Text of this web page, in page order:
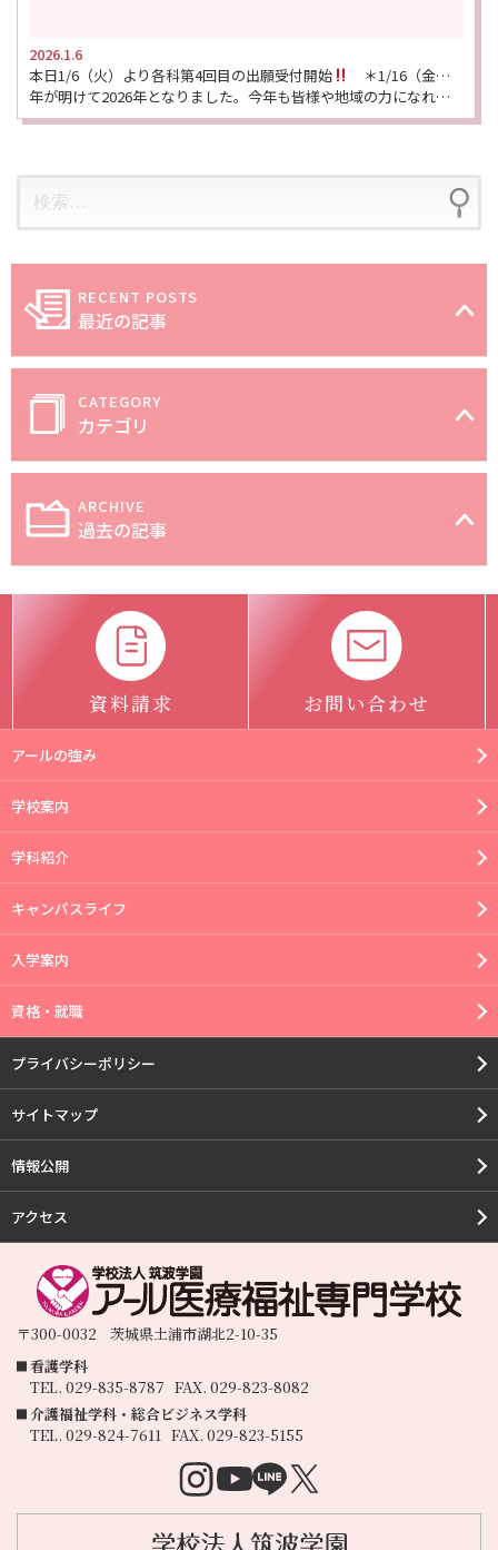
2026.1.6
本日1/6（火）より各科第4回目の出願受付開始
＊1/16（金）必着
年が明けて2026年となりました。今年も皆様や地域の力になれるよう教員一同、心新たに邁進してまいりま […]
最近の記事
カテゴリ
過去の記事
資料請求 お問い合わせ
アールの強み
学校案内
学科紹介
キャンパスライフ
入学案内
資格・就職
プライバシーポリシー
サイトマップ
情報公開
アクセス
〒300-0032 茨城県土浦市湖北2-10-35
看護学科
TEL. 029-835-8787 FAX.029-823-8082
介護福祉学科・総合ビジネス学科
TEL. 029-824-7611 FAX.029-823-5155